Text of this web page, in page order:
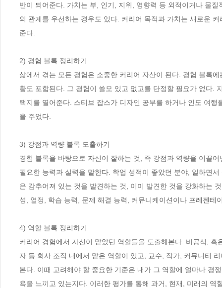
반이 되어준다. 가치는 부, 인기, 지위, 영향력 등 외적이거나 물
의 관계를 우선하는 경우도 있다. 커리어 목적과 가치는 새로운
준다.
2) 경험 블록 정리하기
삶에서 겪는 모든 경험은 소중한 커리어 자산이 된다. 경험 블록
황도 포함된다. 그 경험이 쓸모 있고 없고를 단정할 필요가 없다.
택지를 열어준다. 스티브 잡스가 디자인 공부를 하거나 인도 여
을 주었다.
3) 강점과 역량 블록 도출하기
경험 블록을 바탕으로 자신이 잘하는 것, 즉 강점과 역량을 이끌
필요한 능력과 실력을 말한다. 학업 성적이 좋았던 분야, 일하면
은 감추어져 있는 것을 발견하는 것, 이미 발견한 것을 강화하는
성, 열정, 학습 능력, 문제 해결 능력, 커뮤니케이션이나 프레젠테
4) 역할 블록 정리하기
커리어 경험에서 자신이 맡았던 역할들을 도출해본다. 비공식,
자 등 회사 조직 내에서 맡은 역할이 있고, 교수, 작가, 커뮤니티
본다. 이때 고려해야 할 중요한 기준은 내가 그 역할에 얼마나 경
욕을 느끼고 있는지다. 이러한 평가를 통해 과거, 현재, 미래의 역